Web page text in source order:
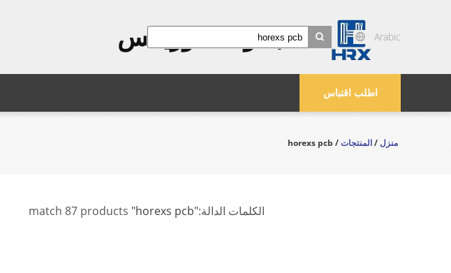
مجموعة هوريكس Arabic
اطلب اقتباس
منزل/المنتجات/ horexs pcb
الكلمات الدالة:"horexs pcb"